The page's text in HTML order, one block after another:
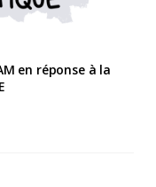
en réponse à la